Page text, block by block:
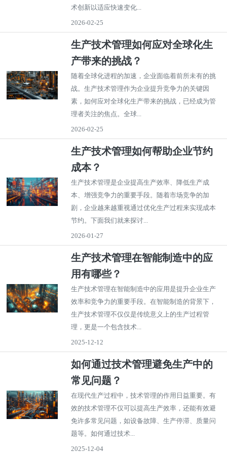
术创新以适应快速变化...
2026-02-25
生产技术管理如何应对全球化生
产带来的挑战？
随着全球化进程的加速，企业面临着前所未有的挑
战。生产技术管理作为企业提升竞争力的关键因
素，如何应对全球化生产带来的挑战，已经成为管
理者关注的焦点。全球...
2026-02-25
生产技术管理如何帮助企业节约
成本？
生产技术管理是企业提高生产效率、降低生产成
本、增强竞争力的重要手段。随着市场竞争的加
剧，企业越来越重视通过优化生产过程来实现成本
节约。下面我们就来探讨...
2026-01-27
生产技术管理在智能制造中的应
用有哪些？
生产技术管理在智能制造中的应用是提升企业生产
效率和竞争力的重要手段。在智能制造的背景下，
生产技术管理不仅仅是传统意义上的生产过程管
理，更是一个包含技术...
2025-12-12
如何通过技术管理避免生产中的
常见问题？
在现代生产过程中，技术管理的作用日益重要。有
效的技术管理不仅可以提高生产效率，还能有效避
免许多常见问题，如设备故障、生产停滞、质量问
题等。如何通过技术...
2025-12-04